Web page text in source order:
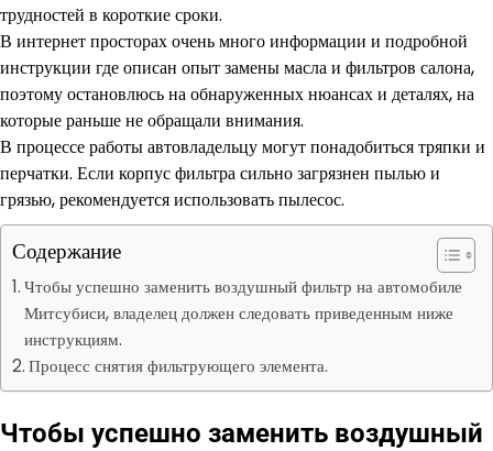
трудностей в короткие сроки.
В интернет просторах очень много информации и подробной
инструкции где описан опыт замены масла и фильтров салона,
поэтому остановлюсь на обнаруженных нюансах и деталях, на
которые раньше не обращали внимания.
В процессе работы автовладельцу могут понадобиться тряпки и
перчатки. Если корпус фильтра сильно загрязнен пылью и
грязью, рекомендуется использовать пылесос.
Содержание
Чтобы успешно заменить воздушный фильтр на автомобиле
Митсубиси, владелец должен следовать приведенным ниже
инструкциям.
Процесс снятия фильтрующего элемента.
Чтобы успешно заменить воздушный